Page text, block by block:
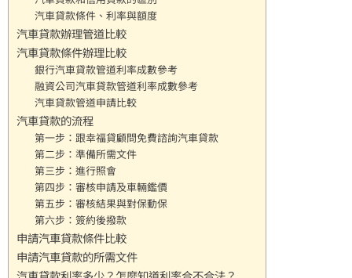
汽車貸款條件、利率與額度
汽車貸款辦理管道比較
汽車貸款條件辦理比較
銀行汽車貸款管道利率成數參考
融資公司汽車貸款管道利率成數參考
汽車貸款管道申請比較
汽車貸款的流程
第一步：跟幸福貸顧問免費諮詢汽車貸款
第二步：準備所需文件
第三步：進行照會
第四步：審核申請及車輛鑑價
第五步：審核結果與對保動保
第六步：簽約後撥款
申請汽車貸款條件比較
申請汽車貸款的所需文件